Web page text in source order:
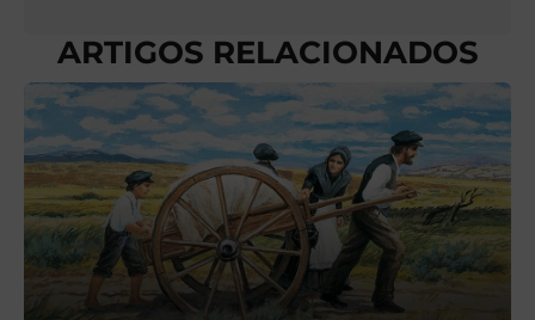
ARTIGOS RELACIONADOS